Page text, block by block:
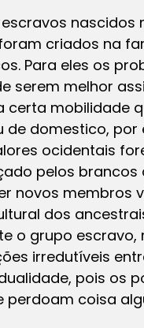
criados na
Para eles os
serem melhor
certa mobilidade
de domestico,
ocidentais
pelos
novos membros
dos
o grupo escravo,
irredutíveis
pois os
perdoam coisa